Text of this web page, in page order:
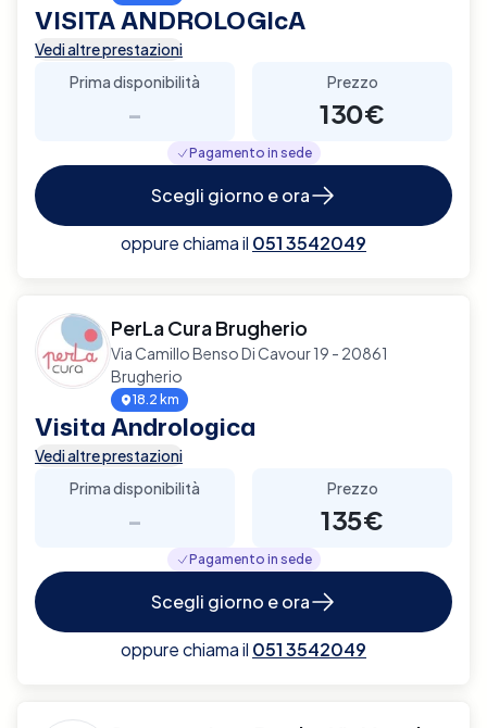
VISITA ANDROLOGIcA
Vedi altre prestazioni
Prima disponibilità
-
Prezzo
130€
Pagamento in sede
Scegli giorno e ora
oppure chiama il 051 3542049
PerLa Cura Brugherio
Via Camillo Benso Di Cavour 19 - 20861
Brugherio
18.2 km
Visita Andrologica
Vedi altre prestazioni
Prima disponibilità
-
Prezzo
135€
Pagamento in sede
Scegli giorno e ora
oppure chiama il 051 3542049